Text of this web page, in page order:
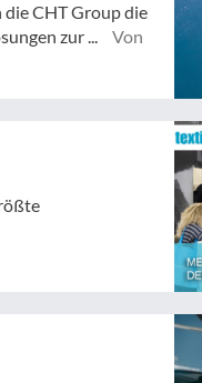
CHT Group die
zur ...
Von